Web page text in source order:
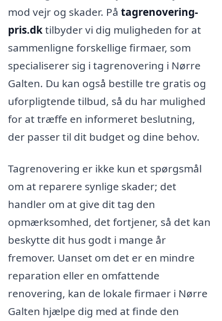
mod vejr og skader. På tagrenovering-
pris.dktilbyder vi dig muligheden for at
sammenligne forskellige firmaer, som
specialiserer sig i tagrenovering i Nørre
Galten. Du kan også bestille tre gratis og
uforpligtende tilbud, så du har mulighed
for at træffe en informeret beslutning,
der passer til dit budget og dine behov.
Tagrenovering er ikke kun et spørgsmål
om at reparere synlige skader; det
handler om at give dit tag den
opmærksomhed, det fortjener, så det kan
beskytte dit hus godt i mange år
fremover. Uanset om det er en mindre
reparation eller en omfattende
renovering, kan de lokale firmaer i Nørre
Galten hjælpe dig med at finde den